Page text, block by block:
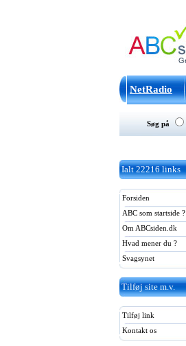
NetRadio
Søg på
Ialt 22216 links
Forsiden
ABC som startside ?
Om ABCsiden.dk
Hvad mener du ?
Svagsynet
Tilføj site m.v.
Tilføj link
Kontakt os